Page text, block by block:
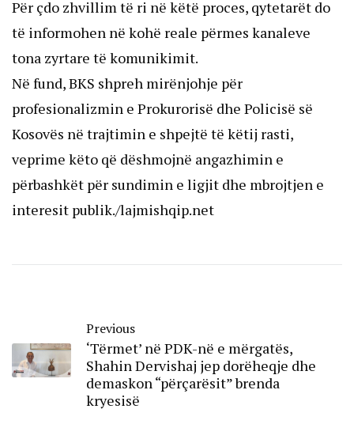
Për çdo zhvillim të ri në këtë proces, qytetarët do
të informohen në kohë reale përmes kanaleve
tona zyrtare të komunikimit.
Në fund, BKS shpreh mirënjohje për
profesionalizmin e Prokurorisë dhe Policisë së
Kosovës në trajtimin e shpejtë të këtij rasti,
veprime këto që dëshmojnë angazhimin e
përbashkët për sundimin e ligjit dhe mbrojtjen e
interesit publik./lajmishqip.net
Previous
‘Tërmet’ në PDK-në e mërgatës,
Shahin Dervishaj jep dorëheqje dhe
demaskon “përçarësit” brenda
kryesisë